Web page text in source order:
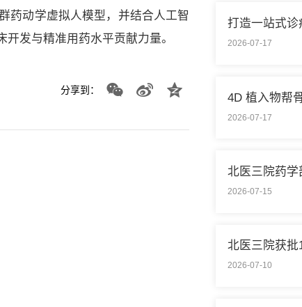
药动学虚拟人模型，并结合人工智
发与精准用药水平贡献力量。
分享到：
2026-07-17
4D 植入物帮
2026-07-17
2026-07-15
2026-07-10